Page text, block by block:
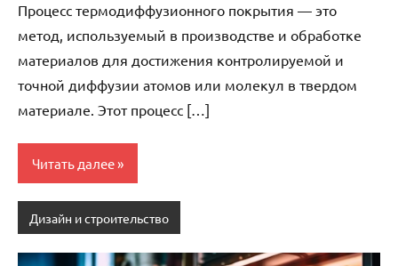
Процесс термодиффузионного покрытия — это
метод, используемый в производстве и обработке
материалов для достижения контролируемой и
точной диффузии атомов или молекул в твердом
материале. Этот процесс […]
Читать далее
Дизайн и строительство